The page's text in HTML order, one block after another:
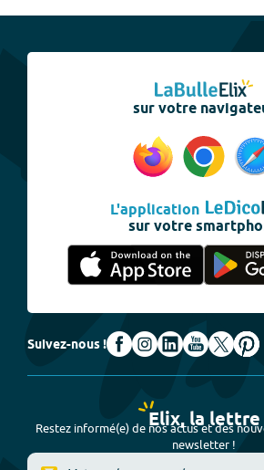
sur votre
L'application
sur votre
Suivez-nous !
Elix, la lettre
Restez informé(e) de nos actus et des
newsletter !